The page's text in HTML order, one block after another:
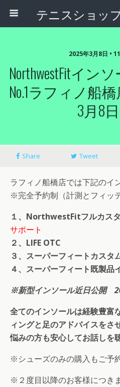
2025年3月8日 •
NorthwestFitイン
No.1ラフィノ船
3月8
Share Tweet
ラフィノ船橋店では下記のイ
※完全予約制（計測とフィッ
１、NorthwestFitフルカス
サポート
２、LIFE OTC
３、スーパーフィートカスタ
４、スーパーフィート既製品
※新型インソール近日公開
全てのインソールは経験豊富
ィングと足のアドバイスをさ
悩みの方も安心してお話しを
※シューズのみの購入もご予
※２度目以降のお客様につき